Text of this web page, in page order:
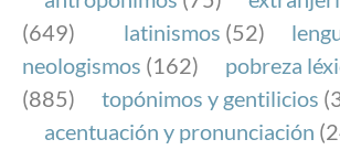
(649)
latinismos (52)
neologismos (162) pobreza
(885)
topónimos y gentilicios
acentuación y pronunciación